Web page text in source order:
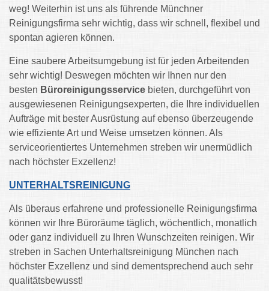
weg! Weiterhin ist uns als führende Münchner
Reinigungsfirma sehr wichtig, dass wir schnell, flexibel und
spontan agieren können.
Eine saubere Arbeitsumgebung ist für jeden Arbeitenden
sehr wichtig! Deswegen möchten wir Ihnen nur den
besten Büroreinigungsservice bieten, durchgeführt von
ausgewiesenen Reinigungsexperten, die Ihre individuellen
Aufträge mit bester Ausrüstung auf ebenso überzeugende
wie effiziente Art und Weise umsetzen können. Als
serviceorientiertes Unternehmen streben wir unermüdlich
nach höchster Exzellenz!
UNTERHALTSREINIGUNG
Als überaus erfahrene und professionelle Reinigungsfirma
können wir Ihre Büroräume täglich, wöchentlich, monatlich
oder ganz individuell zu Ihren Wunschzeiten reinigen. Wir
streben in Sachen Unterhaltsreinigung München nach
höchster Exzellenz und sind dementsprechend auch sehr
qualitätsbewusst!